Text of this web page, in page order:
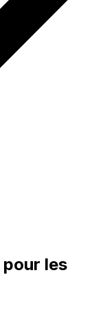
les